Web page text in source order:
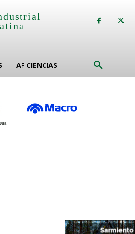
AF CIENCIAS